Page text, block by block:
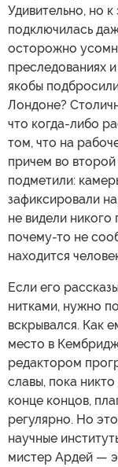
Удивительно, но
подключилась
осторожно
преследованиях
якобы
Лондоне?
что когда-либо
том, что на
причем во
подметили:
зафиксировали
не видели
почему-то не
находится
Если его
нитками, нужно
вскрывался. Как
место в
редактором
славы, пока
конце концов,
регулярно. Но
научные
мистер Ардей —